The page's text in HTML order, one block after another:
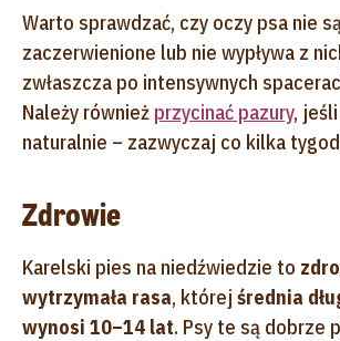
Warto sprawdzać, czy oczy psa nie
zaczerwienione lub nie wypływa z
zwłaszcza po intensywnych
Należy również przycinać pazury,
naturalnie – zazwyczaj co kilka
Zdrowie
Karelski pies na niedźwiedzie to
wytrzymała rasa, której średnia
wynosi 10–14 lat. Psy te są dobrze